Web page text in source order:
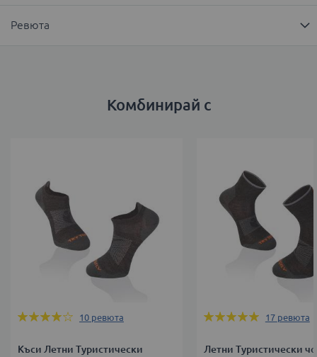
Ревюта
Комбинирай с
Оценка:
10 ревюта
Къси Летни Туристически
Оценка:
17 ревюта
Летни Туристически